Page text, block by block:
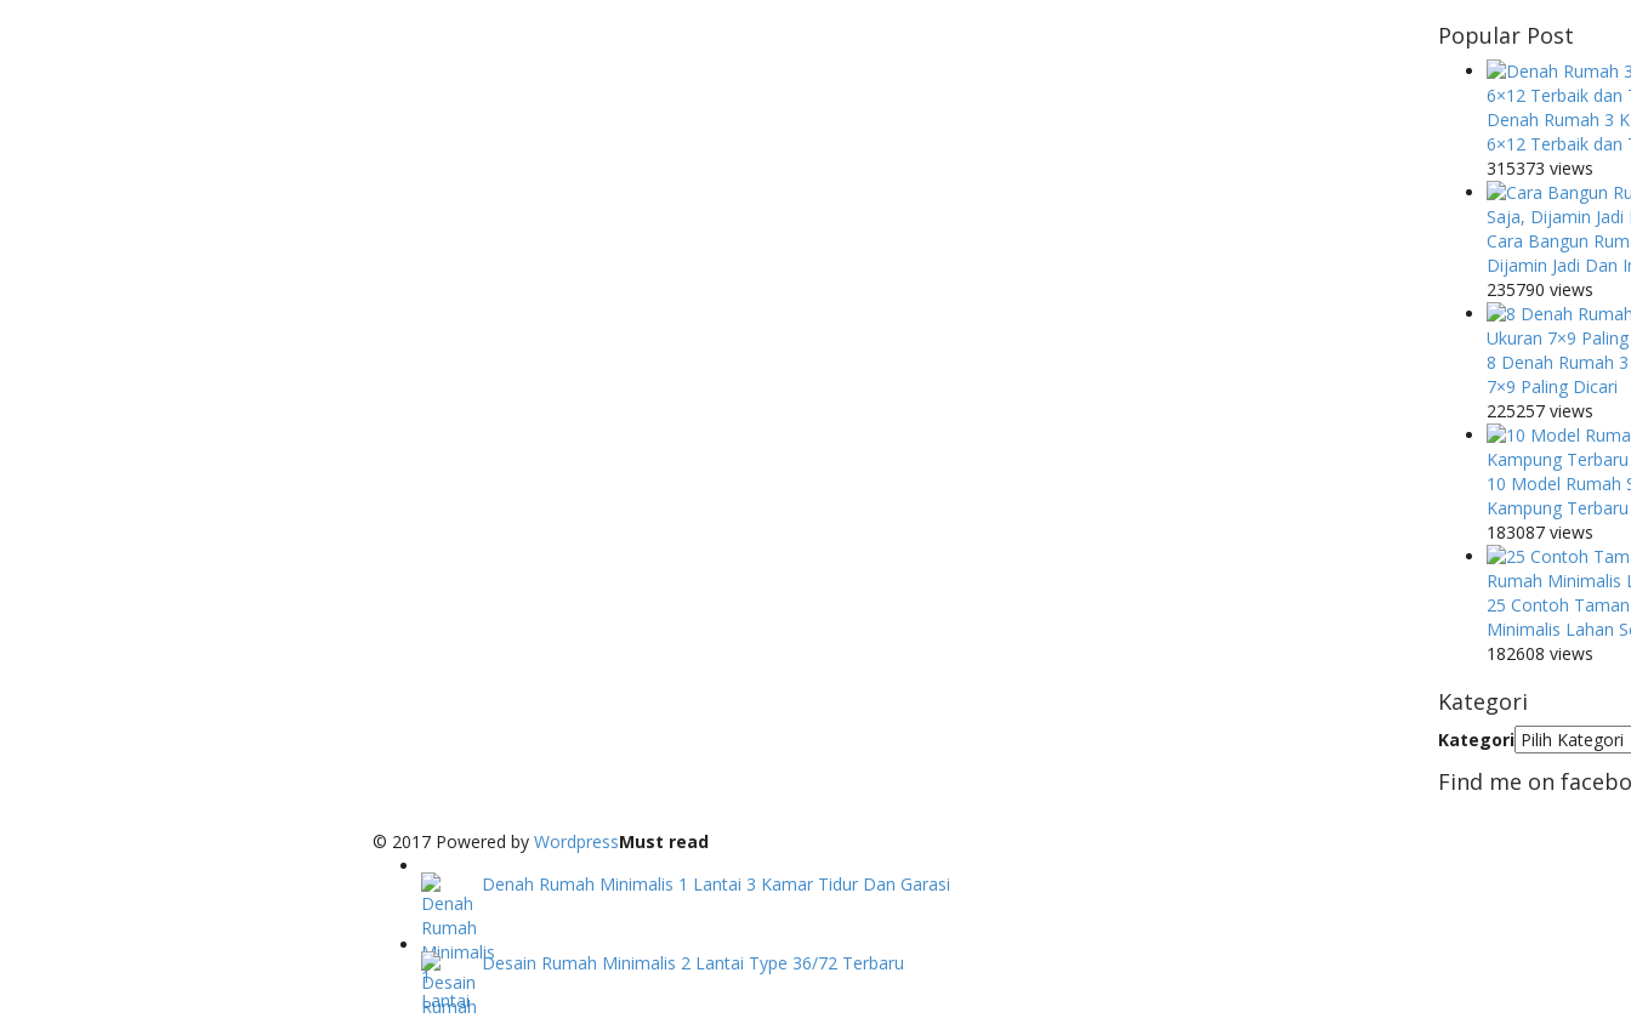
Popular Post
Denah Rumah 3
6×12 Terbaik dan
315373 views
Cara Bangun
Dijamin Jadi Dan
235790 views
8 Denah Rumah
7×9 Paling Dicari
225257 views
10 Model Rumah
Kampung
183087 views
25 Contoh
Minimalis Lahan
182608 views
Kategori
Kategori
Find me on
© 2017 Powered by WordpressMust read
Denah Rumah Minimalis 1 Lantai 3 Kamar Tidur Dan Garasi
Desain Rumah Minimalis 2 Lantai Type 36/72 Terbaru